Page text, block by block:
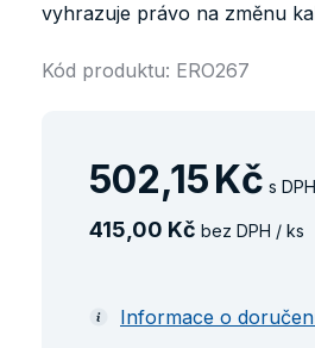
vyhrazuje právo na změnu
Kód produktu: ERO267
502,15Kč s
415 00 Kč bez DPH / ks
Informace o